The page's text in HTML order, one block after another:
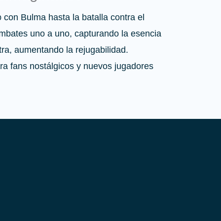
Bulma hasta la batalla contra el
uno a uno, capturando la esencia
aumentando la rejugabilidad.
fans nostálgicos y nuevos jugadores